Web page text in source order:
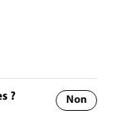
? Non